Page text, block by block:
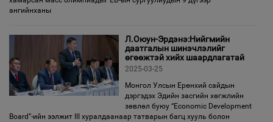
ангийнханы
Л.Оюун-Эрдэнэ:Нийгмийн
даатгалын шинэчлэлийг
өгөөжтэй хийх шаардлагатай
2025-03-25
Монгол Улсын Ерөнхий сайдын
дэргэдэх Эдийн засгийн хөгжлийн
зөвлөл буюу “Economic Development
Board”-ийн ээлжит III хуралдаанаар татварын багц хууль болон